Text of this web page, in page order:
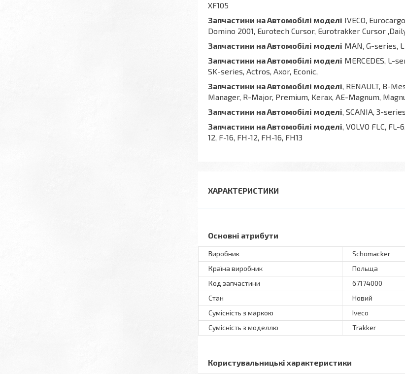
XF105
Запчастини наАвтомобілі моделі IVECO,
Domino 2001, Eurotech Cursor, Eurotrakker Cursor
Запчастини наАвтомобілі моделі MAN, G-series,
Запчастини наАвтомобілі моделі MERCEDES, L-
SK-series, Actros, Axor, Econic,
Запчастини наАвтомобілі моделі, RENAULT, B-
Manager, R-Major, Premium, Kerax, AE-Magnum,
Запчастини на Автомобілі моделі, SCANIA, 3-
Запчастини на Автомобілі моделі, VOLVO FLC, FL-
12, F-16, FH-12, FH-16, FH13
ХАРАКТЕРИСТИКИ
Основні атрибути
Виробник
Schomacker
Країна виробник
Польща
Код запчастини
67174000
Стан
Новий
Сумісність з маркою
Iveco
Сумісність з моделлю
Trakker
Користувальницькі характеристики